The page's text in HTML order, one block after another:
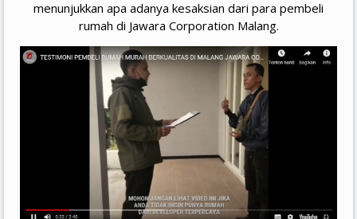
menunjukkan apa adanya kesaksian dari para pembeli
rumah di Jawara Corporation Malang.